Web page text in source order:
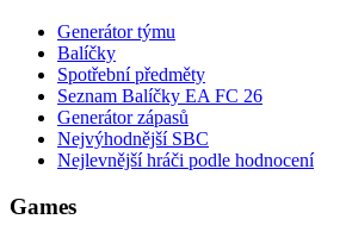
Generátor týmu
Balíčky
Spotřební předměty
Seznam Balíčky EA FC 26
Generátor zápasů
Nejvýhodnější SBC
Nejlevnější hráči podle hodnocení
Games